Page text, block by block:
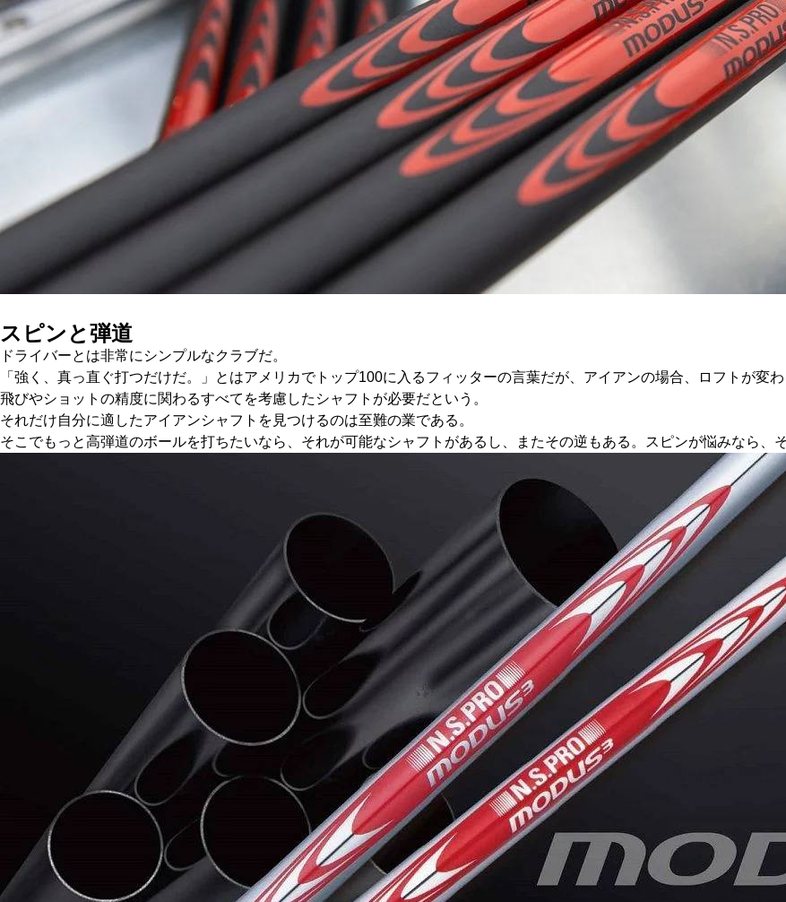
スピンと弾道
ドライバーとは非常にシンプルなクラブだ。
「強く、真っ直ぐ打つだけだ。」とはアメリカでトップ100に入るフィッターの言葉だが、アイアンの場合、ロフトが変
飛びやショットの精度に関わるすべてを考慮したシャフトが必要だという。
それだけ自分に適したアイアンシャフトを見つけるのは至難の業である。
そこでもっと高弾道のボールを打ちたいなら、それが可能なシャフトがあるし、またその逆もある。スピンが悩みなら、